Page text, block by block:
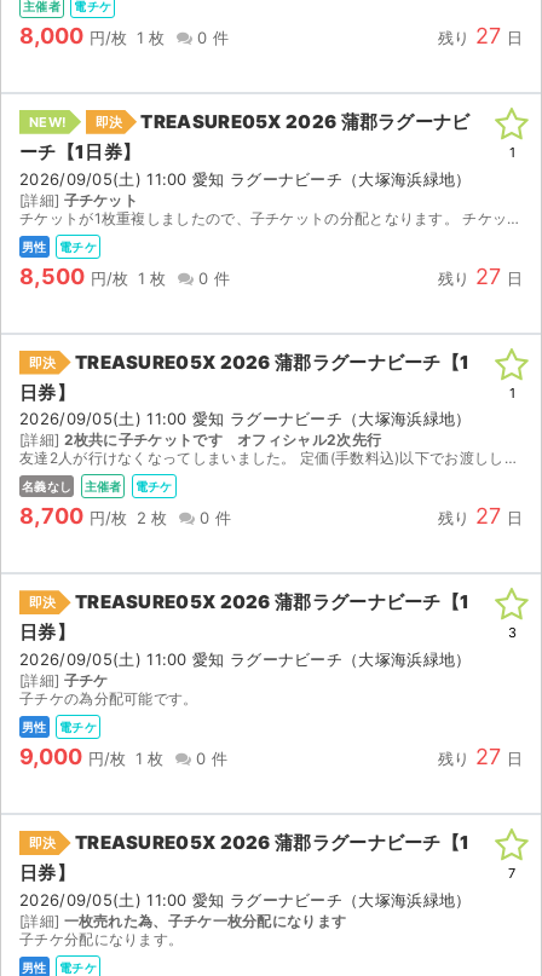
手数料・お支払い方法
よくある質問
お知らせ
サイト情報
チケットジャム運営会社
チケットジャム利用規約
特定商取引法に基づく表記
公演登録依頼
不正転売禁止法について
主催者 電チケ
8,000 円/枚 1 枚 0 件 残り 27 日
NEW! 即決
TREASURE05X 2026 蒲郡ラグーナビ
ーチ【1日券】
2026/09/05(土) 11:00 愛知 ラグーナビーチ（大塚海浜緑地）
[詳細] 子チケット
チケットが1枚重複しましたので、子チケットの分配となります。 チケットは手元にありますが、分配開始は8/28 20:00以降にFOLK-Sアプリにて行います
男性 電チケ
8,500 円/枚 1 枚 0 件 残り 27 日
1
即決
TREASURE05X 2026 蒲郡ラグーナビーチ【1
日券】
2026/09/05(土) 11:00 愛知 ラグーナビーチ（大塚海浜緑地）
[詳細] 2枚共に子チケットです オフィシャル2次先行
友達2人が行けなくなってしまいました。 定価(手数料込)以下でお渡しします！ 8/28に主催公式アプリ( FOLK-S)で分配します。
名義なし 主催者 電チケ
8,700 円/枚 2 枚 0 件 残り 27 日
1
即決
TREASURE05X 2026 蒲郡ラグーナビーチ【1
日券】
2026/09/05(土) 11:00 愛知 ラグーナビーチ（大塚海浜緑地）
[詳細] 子チケ
子チケの為分配可能です。
男性 電チケ
9,000 円/枚 1 枚 0 件 残り 27 日
3
即決
TREASURE05X 2026 蒲郡ラグーナビーチ【1
日券】
2026/09/05(土) 11:00 愛知 ラグーナビーチ（大塚海浜緑地）
[詳細] 一枚売れた為、子チケ一枚分配になります
子チケ分配になります。
男性 電チケ
7